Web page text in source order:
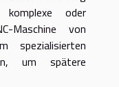
oder
Maschine von
spezialisierten
um spätere